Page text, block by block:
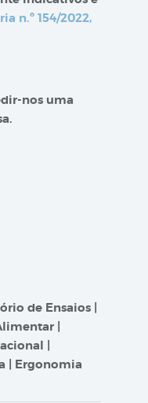
n.º 154/2022,
nos uma
de Ensaios |
|
|
| Ergonomia